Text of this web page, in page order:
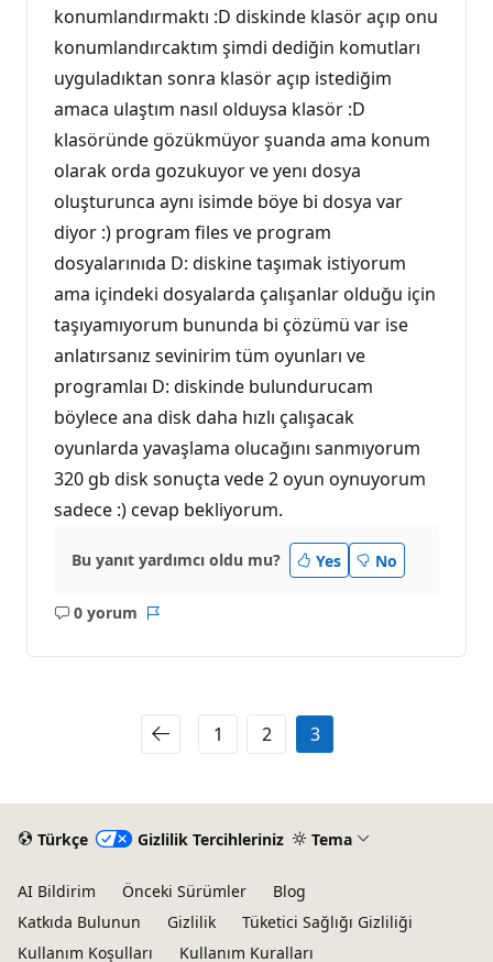
konumlandırmaktı :D diskinde klasör açıp onu
konumlandırcaktım şimdi dediğin komutları
uyguladıktan sonra klasör açıp istediğim
amaca ulaştım nasıl olduysa klasör :D
klasöründe gözükmüyor şuanda ama konum
olarak orda gozukuyor ve yenı dosya
oluşturunca aynı isimde böye bi dosya var
diyor :) program files ve program
dosyalarınıda D: diskine taşımak istiyorum
ama içindeki dosyalarda çalışanlar olduğu için
taşıyamıyorum bununda bi çözümü var ise
anlatırsanız sevinirim tüm oyunları ve
programlaı D: diskinde bulundurucam
böylece ana disk daha hızlı çalışacak
oyunlarda yavaşlama olucağını sanmıyorum
320 gb disk sonuçta vede 2 oyun oynuyorum
sadece :) cevap bekliyorum.
Bu yanıt yardımcı oldu mu? Yes No
0 yorum
AçıklamaRapor
1 2 3
Türkçe Gizlilik Tercihleriniz Tema
AI Bildirim Önceki Sürümler
Blog
Katkıda Bulunun
Gizlilik
Tüketici Sağlığı Gizliliği
Kullanım Koşulları
Kullanım Kuralları